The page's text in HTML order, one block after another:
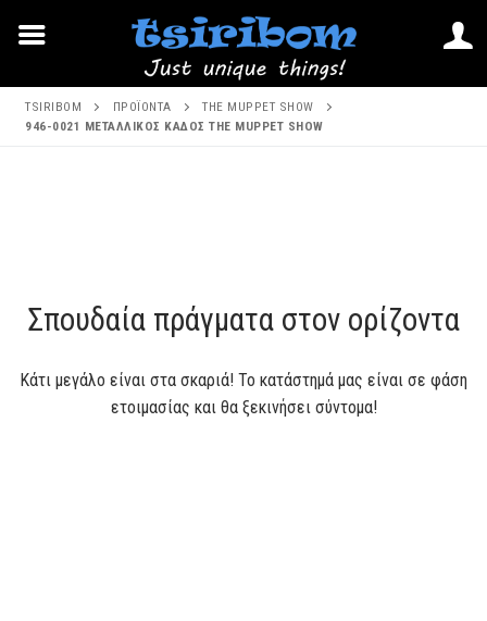
Μετάβαση
TSIRIBOM ΠΡΟΪΌΝΤΑ
THE MUPPET SHOW
946-0021 ΜΕΤΑΛΛΙΚΟΣ ΚΑΔΟΣ THE MUPPET SHOW
Σπουδαία πράγματα στον ορίζοντα
Κάτι μεγάλο είναι στα σκαριά! Το κατάστημά μας είναι σε φάση
ετοιμασίας και θα ξεκινήσει σύντομα!